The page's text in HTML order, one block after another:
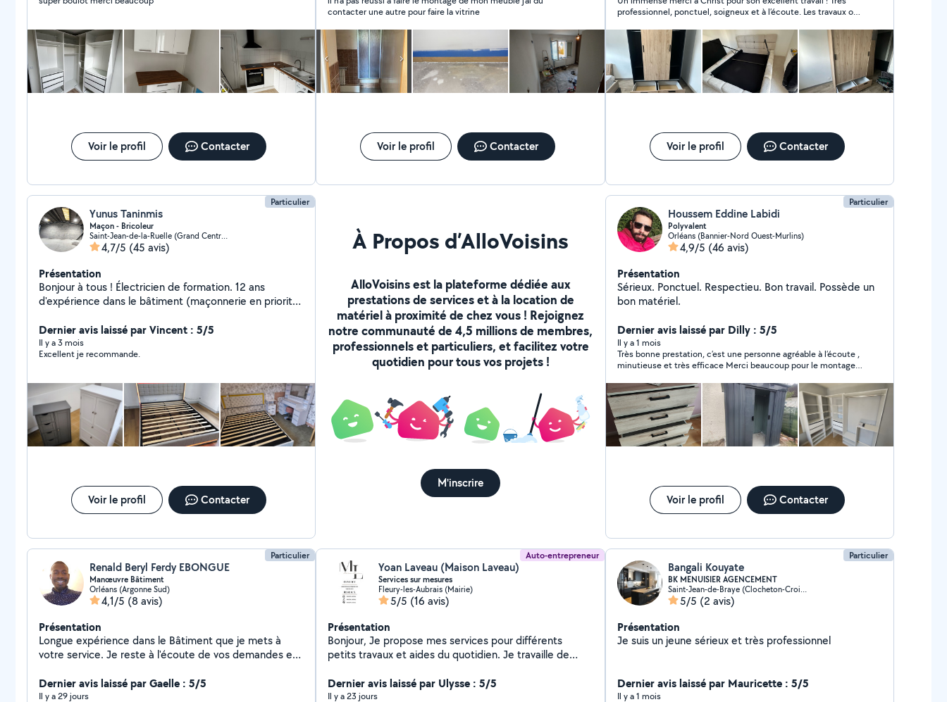
Voir le profil Contacter
contacter une autre pour faire la vitrine
Voir le profil Contacter
professionnel, ponctuel, soigneux et à l’écoute. Les travaux ont
impeccable. Je suis entièrement satisfait et je le recommande
sans hésitation. C’est un vrai plaisir de faire appel à quelqu’un
d’aussi compétent et fiable. Encore merci !
Voir le profil Contacter
Particulier
Yunus Taninmis
Maçon - Bricoleur
Saint-Jean-de-la-Ruelle (Grand Centre Ville)
4,7/5 (45 avis)
Présentation
Bonjour à tous ! Électricien de formation. 12 ans
d'expérience dans le bâtiment (maçonnerie en priorité,
polyvalent pour tous les petits travaux du quotidien. Je
propose mes services à Orléans et alentours.
Électricité légère : pose de
petits dépannages (non-consuel, installations
standards). Maçonnerie : scellement poteaux clôture,
rebouchage trous/fissures, petites réparations
béton/mur, enduit basique, construction mur, clôture...
Bricolage général : montage meubles (IKEA, cuisine,
assemblage tout type. Et tout ce qui demande de la
précision et des mains agiles ! Sérieux, ponctuel,
propre et efficace. Devis gratuit sur place ou photos,
Dernier avis laissé par Vincent : 5/5
Il y a 3 mois
Excellent je recommande.
Voir le profil Contacter
À Propos d’AlloVoisins
AlloVoisins est la plateforme dédiée aux
prestations de services et à la location de
matériel à proximité de chez vous ! Rejoignez
notre communauté de 4,5 millions de membres,
professionnels et particuliers, et facilitez votre
quotidien pour tous vos projets !
M'inscrire
Particulier
Houssem Eddine Labidi
Polyvalent
Orléans (Bannier-Nord Ouest-Murlins)
4,9/5 (46 avis)
Présentation
Sérieux. Ponctuel. Respectieu. Bon travail. Possède un
bon matériel.
Dernier avis laissé par Dilly : 5/5
Il y a 1 mois
Très bonne prestation, c’est une personne agréable à l’écoute ,
minutieuse et très efficace Merci beaucoup pour le montage
Voir le profil Contacter
Particulier
Renald Beryl Ferdy EBONGUE
Manœuvre Bâtiment
Orléans (Argonne Sud)
4,1/5 (8 avis)
Présentation
Longue expérience dans le Bâtiment que je mets à
votre service. Je reste à l'écoute de vos demandes et
Votre satisfaction reste ma priorité.
Dernier avis laissé par Gaelle : 5/5
Il y a 29 jours
Auto-entrepreneur
Yoan Laveau (Maison Laveau)
Services sur mesures
Fleury-les-Aubrais (Mairie)
5/5 (16 avis)
Présentation
Bonjour, Je propose mes services pour différents
petits travaux et aides du quotidien. Je travaille de
bien fait. Montage de meubles Petit bricolage Aide
déménagement Nettoyage / rangement Petits travaux
Dernier avis laissé par Ulysse : 5/5
Il y a 23 jours
Particulier
Bangali Kouyate
BK MENUISIER AGENCEMENT
Saint-Jean-de-Braye (Clocheton-Croix de Pierre)
5/5 (2 avis)
Présentation
Je suis un jeune sérieux et très professionnel
Dernier avis laissé par Mauricette : 5/5
Il y a 1 mois